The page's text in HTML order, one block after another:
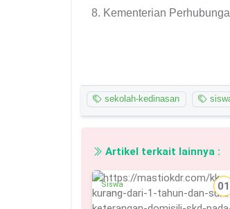
Kementerian
sekolah-kedinasan
Artikel terkait lainnya :
01
Siswa